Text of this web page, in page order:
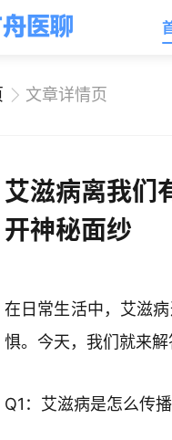
文章详情页
艾滋病离我们
开神秘面纱
在日常生活中，艾滋
惧。今天，我们就来
Q1：艾滋病是怎么传播